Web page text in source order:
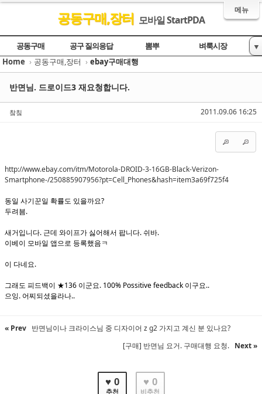
메뉴
공동구매,장터 모바일 StartPDA
공동구매 공구 질의응답 뽐뿌
벼룩시장
ebay구매대행
▼
Home › 공동구매,장터 › ebay구매대행
2011.09.06 16:25
반면님. 드로이드3 재요청합니다.
챀칰
http://www.ebay.com/itm/Motorola-DROID-3-16GB-Black-Verizon-
Smartphone-/250885907956?pt=Cell_Phones&hash=item3a69f725f4
동일 사기꾼일 확률도 있을까요?
두려븜.
새거입니다. 근데 와이프가 싫어해서 팝니다. 쉬바.
이베이 모바일 앱으로 등록했음ㅋ
이 다네요.
그래도 피드백이 ★136 이군요. 100% Possitive feedback 이구요..
으잉. 어찌되셨을라나..
« Prev 반면님이나 크라이스님 중 디자이어 z g2 가지고 계신 분 있나요?
[구매] 반면님 요거. 구매대행 요청. Next »
♥ 0
추천
♥ 0
비추천
Sketchbook5, 스케치북5
Sketchbook5, 스케치북5
Sketchbook5, 스케치북5
Sketchbook5, 스케치북5